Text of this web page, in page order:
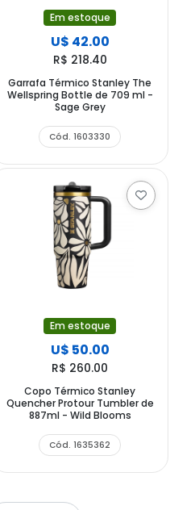
Em estoque
U$ 42.00
R$ 218.40
Garrafa Térmico Stanley The
Wellspring Bottle de 709 ml -
Sage Grey
Cód. 1603330
Em estoque
U$ 50.00
R$ 260.00
Copo Térmico Stanley
Quencher Protour Tumbler de
887ml - Wild Blooms
Cód. 1635362